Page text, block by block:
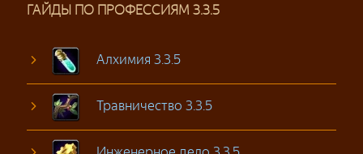
ГАЙДЫ ПО ПРОФЕССИЯМ 3.3.5
Алхимия 3.3.5
Травничество 3.3.5